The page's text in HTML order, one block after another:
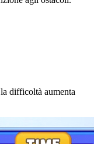
difficoltà aumenta